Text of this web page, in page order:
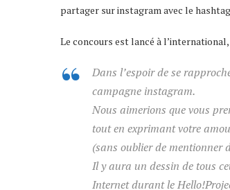
partager sur instagram avec le hashtag
Le concours est lancé à
Dans l’espoir de se
campagne instagram.
Nous aimerions que vous
tout en exprimant votre
(sans oublier de mentionner
Il y aura un dessin de tous
Internet durant le